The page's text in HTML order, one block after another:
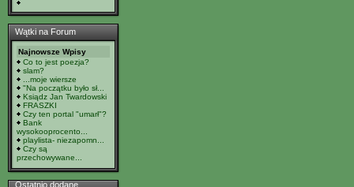
Wątki na Forum
Najnowsze Wpisy
Co to jest poezja?
slam?
...moje wiersze
"Na początku było sł...
Ksiądz Jan Twardowski
FRASZKI
Czy ten portal "umarł"?
Bank
wysokooprocento...
playlista- niezapomn...
Czy są
przechowywane...
Ostatnio dodane